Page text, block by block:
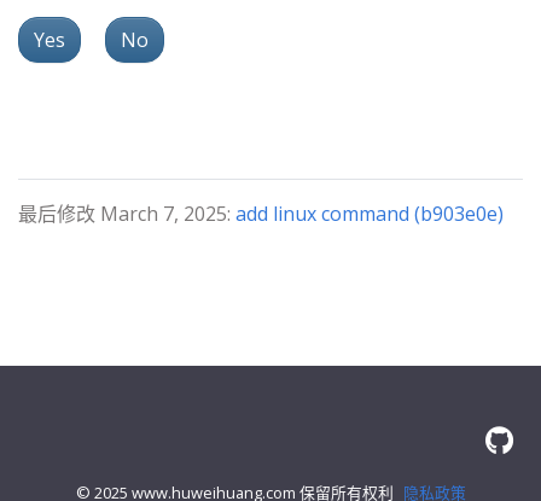
Yes No
最后修改 March 7, 2025: add linux command (b903e0e)
© 2025 www.huweihuang.com 保留所有权利 隐私政策